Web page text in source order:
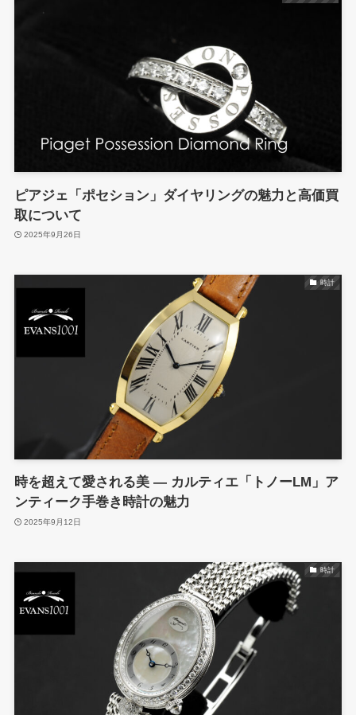
ピアジェ「ポセション」ダイヤリングの魅力と高価買
取について
2025年9月26日
時計
時を超えて愛される美 ― カルティエ「トノーLM」ア
ンティーク手巻き時計の魅力
2025年9月12日
時計